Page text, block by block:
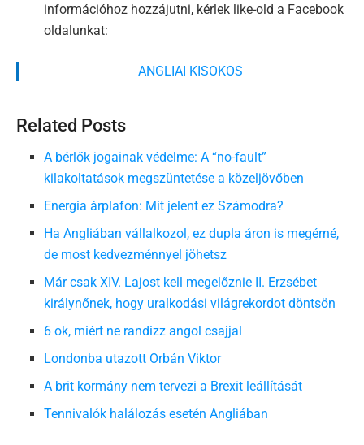
információhoz hozzájutni, kérlek like-old a Facebook
oldalunkat:
ANGLIAI KISOKOS
Related Posts
A bérlők jogainak védelme: A “no-fault”
kilakoltatások megszüntetése a közeljövőben
Energia árplafon: Mit jelent ez Számodra?
Ha Angliában vállalkozol, ez dupla áron is megérné,
de most kedvezménnyel jöhetsz
Már csak XIV. Lajost kell megelőznie II. Erzsébet
királynőnek, hogy uralkodási világrekordot döntsön
6 ok, miért ne randizz angol csajjal
Londonba utazott Orbán Viktor
A brit kormány nem tervezi a Brexit leállítását
Tennivalók halálozás esetén Angliában